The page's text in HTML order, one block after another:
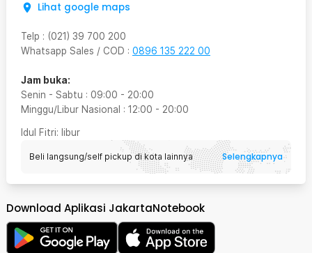
Lihat google maps
Telp : (021) 39 700 200
Whatsapp Sales / COD : 0896 135 222 00
Jam buka:
Senin - Sabtu : 09:00 - 20:00
Minggu/Libur Nasional : 12:00 - 20:00
Idul Fitri: libur
Beli langsung/self pickup di kota lainnya Selengkapnya
Download Aplikasi JakartaNotebook